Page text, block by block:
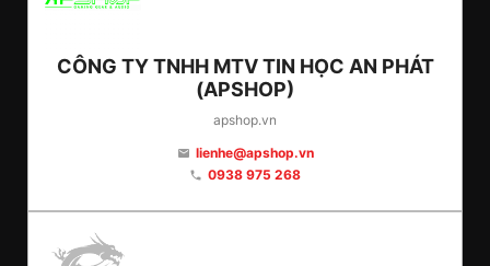
CÔNG TY TNHH MTV TIN HỌC AN PHÁT
(APSHOP)
apshop.vn
email lienhe@apshop.vn
phone 0938 975 268